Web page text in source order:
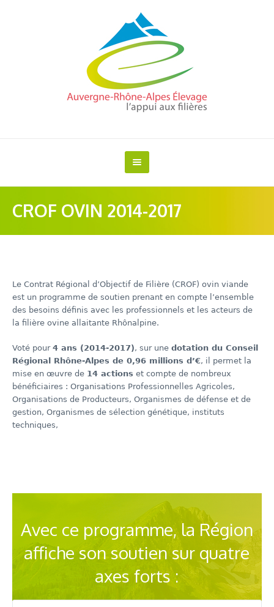
CROF OVIN 2014-2017
Le Contrat Régional d’Objectif de Filière (CROF) ovin viande
est un programme de soutien prenant en compte l’ensemble
des besoins définis avec les professionnels et les acteurs de
la filière ovine allaitante Rhônalpine.
Voté pour4 ans (2014-2017), sur unedotation du Conseil
Régional Rhône-Alpes de 0,96 millions d’€, il permet la
mise en œuvre de 14 actions et compte de nombreux
bénéficiaires : Organisations Professionnelles Agricoles,
Organisations de Producteurs, Organismes de défense et de
gestion, Organismes de sélection génétique, instituts
techniques,
Avec ce programme, la Région
affiche son soutien sur quatre
axes forts :